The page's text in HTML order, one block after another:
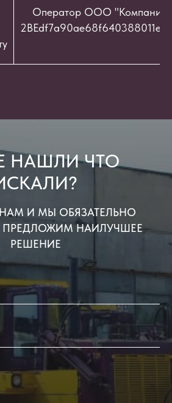
Оператор ООО "Компания
НАШЛИ ЧТО
И МЫ ОБЯЗАТЕЛЬНО
НАИЛУЧШЕЕ
РЕШЕНИЕ